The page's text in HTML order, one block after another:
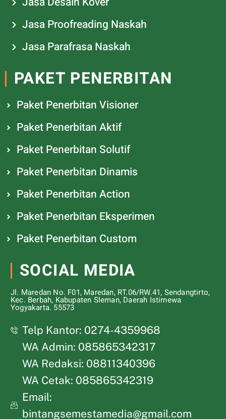
Jasa Proofreading Naskah
Jasa Parafrasa Naskah
PAKET PENERBITAN
Paket Penerbitan Visioner
Paket Penerbitan Aktif
Paket Penerbitan Solutif
Paket Penerbitan Dinamis
Paket Penerbitan Action
Paket Penerbitan Eksperimen
Paket Penerbitan Custom
SOCIAL MEDIA
Jl. Maredan No. F01, Maredan, RT.06/RW.41, Sendangtirto,
Kec. Berbah, Kabupaten Sleman, Daerah Istimewa
Yogyakarta. 55573
Telp Kantor: 0274-4359968
WA Admin: 085865342317
WA Redaksi: 08811340396
WA Cetak: 085865342319
Email:
bintangsemestamedia@gmail.com